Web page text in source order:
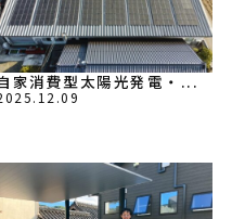
家消費型太陽光発電・...